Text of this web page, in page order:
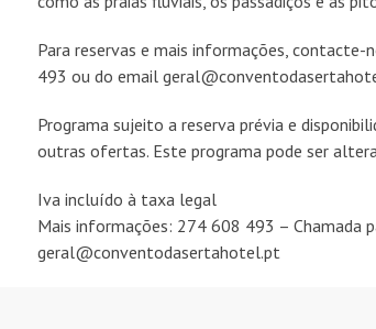
Para reservas e mais informações,
493 ou do email
Programa sujeito a reserva prévia e
outras ofertas. Este programa pode ser
Iva incluído à taxa legal
Mais informações: 274 608 493 – Chamada
geral@conventodasertahotel.pt